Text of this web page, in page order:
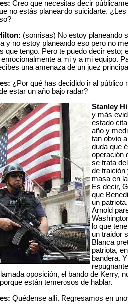
Creo que necesitas decir
no estás planeando suicidarte.
(sonrisas) No estoy planeando
y no estoy planeando eso pero no
que tengo. Pero te puedo decir esto;
a mi y a mi equipo.
una amenaza de un juez
¿Por qué has decidido ir al público
estar un año bajo radar?
Stanley
y más
estado
año y
tan obvio
duda que
operación
se trata
de traición
masa en
Es decir,
que
un
Arnold
lo que
un traidor
Blanca
patriota,
bandera.
oposición, el bando de Kerry,
están temerosos de hablar.
Quédense allí. Regresamos en